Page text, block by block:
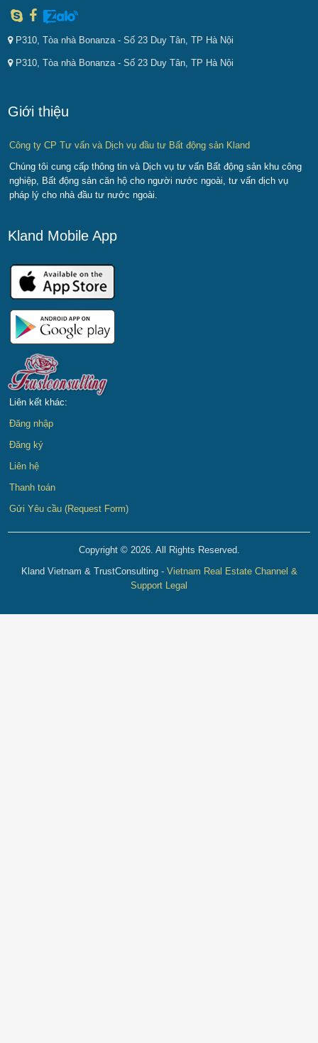
P310, Tòa nhà Bonanza - Số 23 Duy Tân, TP Hà Nội
P310, Tòa nhà Bonanza - Số 23 Duy Tân, TP Hà Nội
Giới thiệu
Công ty CP Tư vấn và Dịch vụ đầu tư Bất động sản Kland
Chúng tôi cung cấp thông tin và Dịch vụ tư vấn Bất động sản khu công
nghiệp, Bất động sản căn hộ cho người nước ngoài, tư vấn dịch vụ
pháp lý cho nhà đầu tư nước ngoài.
Kland Mobile App
Liên kết khác:
Đăng nhập
Đăng ký
Liên hệ
Thanh toán
Gửi Yêu cầu (Request Form)
Copyright © 2026. All Rights Reserved.
Kland Vietnam & TrustConsulting - Vietnam Real Estate Channel &
Support Legal